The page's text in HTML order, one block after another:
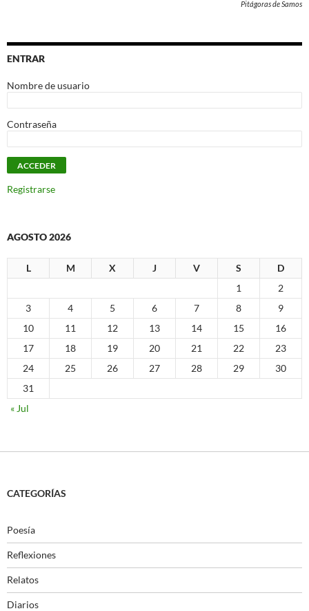
Pitágoras de Samos
ENTRAR
Nombre de usuario
Contraseña
Registrarse
AGOSTO 2026
L M X J V S
D
1
2
3
4 5 6 7 8
9
10
11 12 13 14 15
16
17
18 19 20 21 22
23
24
25 26 27 28 29
30
31
« Jul
CATEGORÍAS
Poesía
Reflexiones
Relatos
Diarios